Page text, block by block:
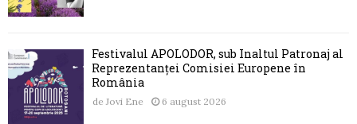
Festivalul APOLODOR, sub Înaltul Patronaj al
Reprezentanței Comisiei Europene în
România
de Jovi Ene 6 august 2026